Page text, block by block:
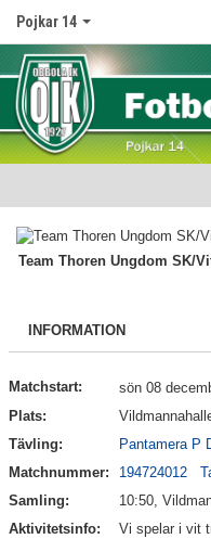
Pojkar 14
Hem
Nyheter
Truppen
Bildgalleri
Dokument
Team Thoren Ungdom SK/
INFORMATION
Matchstart:
sön 08
Plats:
Tävling:
Pantamera P
Matchnummer:
194724012
Samling:
10:50,
Aktivitetsinfo:
Vi spelar i vit